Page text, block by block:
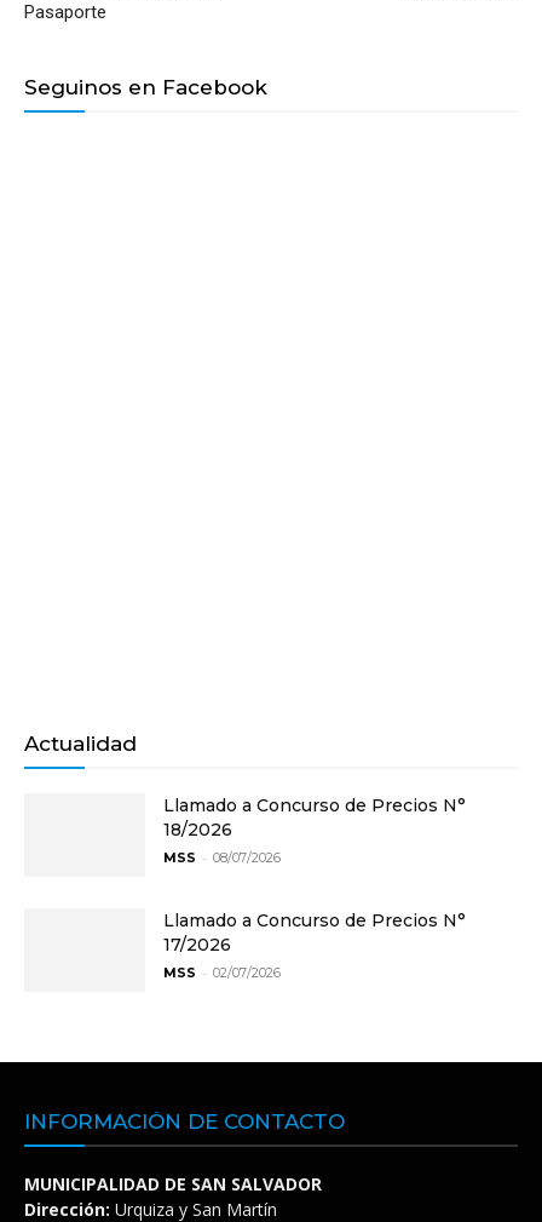
Pasaporte
Seguinos en Facebook
Actualidad
Llamado a Concurso de Precios N°
18/2026
MSS - 08/07/2026
Llamado a Concurso de Precios N°
17/2026
MSS - 02/07/2026
INFORMACIÓN DE CONTACTO
MUNICIPALIDAD DE SAN SALVADOR
Dirección: Urquiza y San Martín